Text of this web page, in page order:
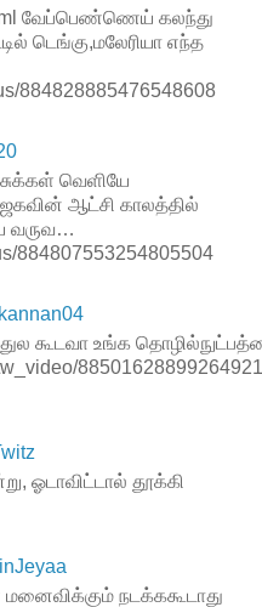
வேப்பெண்ணெய் கலந்து
டெங்கு,மலேரியா எந்த
884828885476548608
வெளியே
ஆட்சி காலத்தில்
வருவ…
884807553254805504
கூடவா உங்க
ஓடாவிட்டால் தூக்கி
நடக்ககூடாது